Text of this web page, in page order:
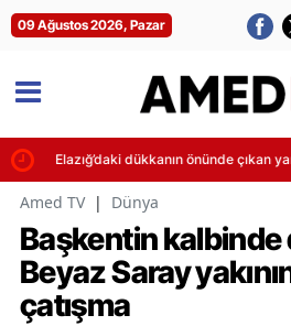
09 Ağustos 2026, Pazar
Elazığ’daki dükkanın önünde çıkan
Amed TV | Dünya
Başkentin kalbinde
Beyaz Saray
çatışma